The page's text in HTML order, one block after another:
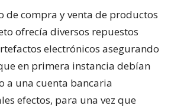
de compra y venta de productos
ofrecía diversos repuestos
electrónicos asegurando
en primera instancia debían
a una cuenta bancaria
efectos, para una vez que